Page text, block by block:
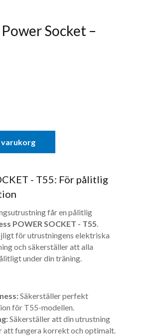
Socket –
varukorg
- T55: För pålitlig
får en pålitlig
POWER SOCKET - T55.
för utrustningens elektriska
och säkerställer att alla
under din träning.
Säkerställer perfekt
för T55-modellen.
Säkerställer att din utrustning
att fungera korrekt och optimalt.